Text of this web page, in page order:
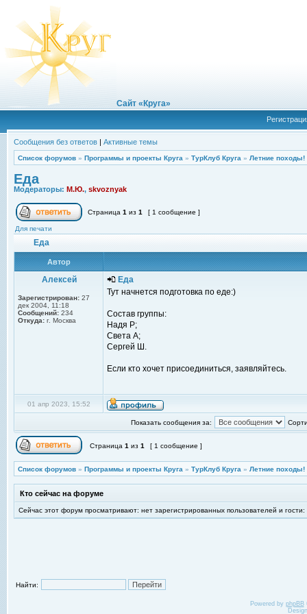
Сайт «Круга»
Сообщения без ответов | Активные темы
Список форумов » Программы и проекты Круга » ТурКлуб Круга » Летние походы!
Еда
Модераторы: М.Ю., skvoznyak
Страница 1 из 1 [ 1 сообщение ]
Для печати
Еда
Автор
Алексей
Зарегистрирован: 27
дек 2004, 11:18
Сообщений: 234
Откуда: г. Москва
Еда
Тут начнется подготовка по еде:)
Состав группы:
Надя Р;
Света А;
Сергей Ш.
Если кто хочет присоединиться, заявляйтесь.
01 апр 2023, 15:52
Показать сообщения за:
Страница 1 из 1 [ 1 сообщение ]
Список форумов » Программы и проекты Круга » ТурКлуб Круга » Летние походы!
Кто сейчас на форуме
Сейчас этот форум просматривают: нет зарегистрированных пользователей и гости:
Найти:
Powered by phpBB